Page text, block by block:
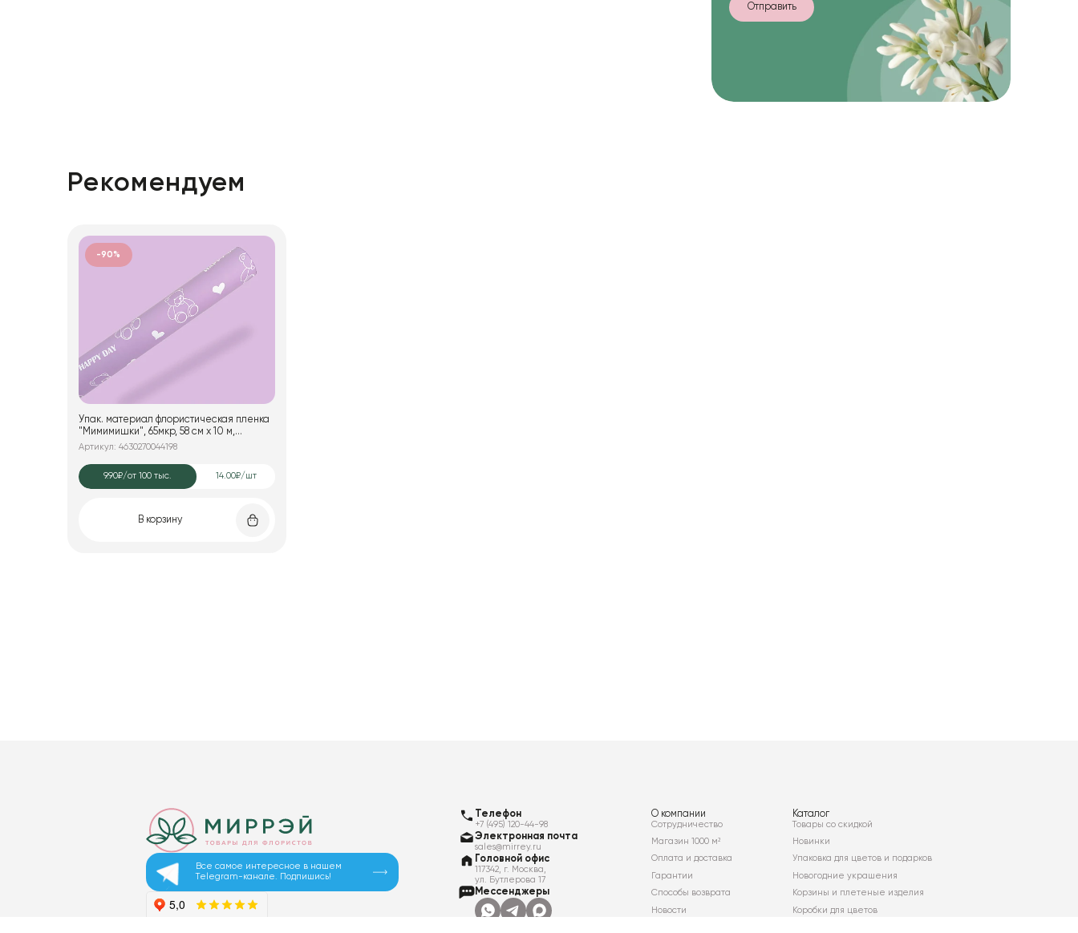
Отправить
Рекомендуем
-90%
Упак. материал флористическая пленка
"Мимимишки", 65мкр, 58 см х 10 м,
сиреневый
Артикул: 4630270044198
9.90₽/от 100 тыс. 14.00₽/шт
В корзину
Все самое интересное в нашем
Telegram-канале. Подпишись!
Телефон
+7 (495) 120-44-98
Электронная почта
sales@mirrey.ru
Головной офис
117342, г. Москва,
ул. Бутлерова 17
Мессенджеры
О компании
Сотрудничество
Магазин 1000 м²
Оплата и доставка
Гарантии
Способы возврата
Новости
Каталог
Товары со скидкой
Новинки
Упаковка для цветов и подарков
Новогодние украшения
Корзины и плетеные изделия
Коробки для цветов